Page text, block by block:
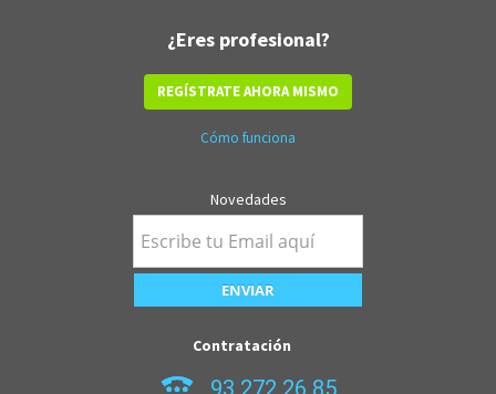
¿Eres profesional?
REGÍSTRATE AHORA MISMO
Cómo funciona
Novedades
Contratación
93 272 26 85